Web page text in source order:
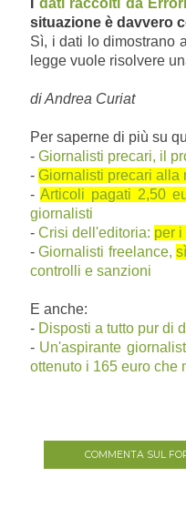
situazione è davvero
Sì, i dati lo dimostrano
legge vuole risolvere
di Andrea Curiat
Per saperne di più su
- Giornalisti precari, il
- Giornalisti precari alla
-Articoli pagati 2,50
giornalisti
- Crisi dell'editoria: per
-Giornalisti freelance,
controlli e sanzioni
E anche:
- Disposti a tutto pur di
- Un'aspirante
ottenuto i 165 euro che
COMMENTA SUL